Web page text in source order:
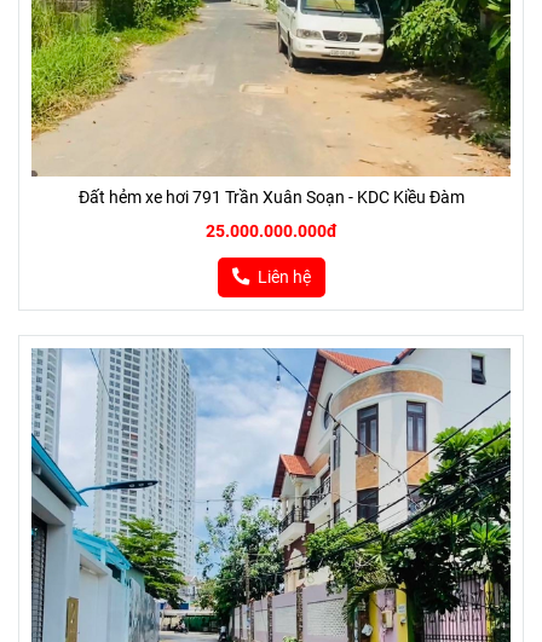
Đất hẻm xe hơi 791 Trần Xuân Soạn - KDC Kiều Đàm
25.000.000.000đ
Liên hệ